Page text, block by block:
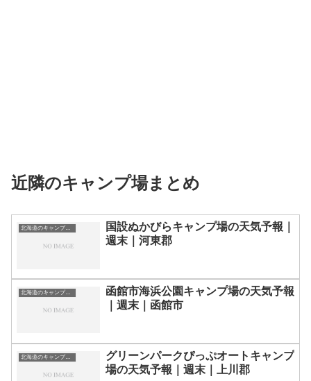
近隣のキャンプ場まとめ
北海道のキャンプ場一覧
国設ぬかびらキャンプ場の天気予報｜
週末｜河東郡
北海道のキャンプ場一覧
函館市海浜公園キャンプ場の天気予報
｜週末｜函館市
北海道のキャンプ場一覧
グリーンパークぴっぷオートキャンプ
場の天気予報｜週末｜上川郡